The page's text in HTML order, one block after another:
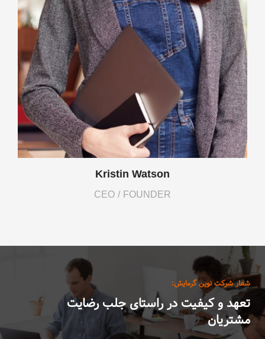
Kristin Watson
CEO / FOUNDER
شعار شرکت نوین گرمایش:
تعهد و کیفیت در راستای جلب رضایت
مشتریان